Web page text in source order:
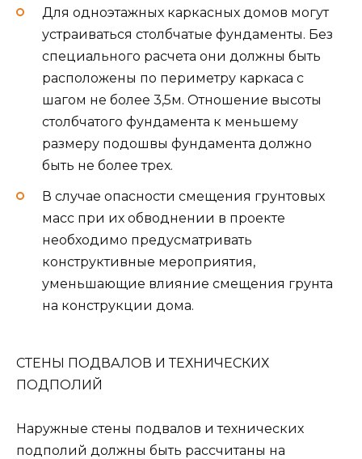
Для одноэтажных каркасных домов могут
устраиваться столбчатые фундаменты. Без
специального расчета они должны быть
расположены по периметру каркаса с
шагом не более 3,5м. Отношение высоты
столбчатого фундамента к меньшему
размеру подошвы фундамента должно
быть не более трех.
В случае опасности смещения грунтовых
масс при их обводнении в проекте
необходимо предусматривать
конструктивные мероприятия,
уменьшающие влияние смещения грунта
на конструкции дома.
СТЕНЫ ПОДВАЛОВ И ТЕХНИЧЕСКИХ
ПОДПОЛИЙ
Наружные стены подвалов и технических
подполий должны быть рассчитаны на